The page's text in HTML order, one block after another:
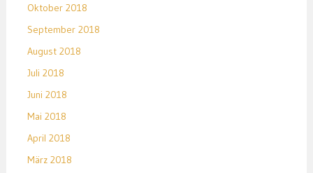
Oktober 2018
September 2018
August 2018
Juli 2018
Juni 2018
Mai 2018
April 2018
März 2018